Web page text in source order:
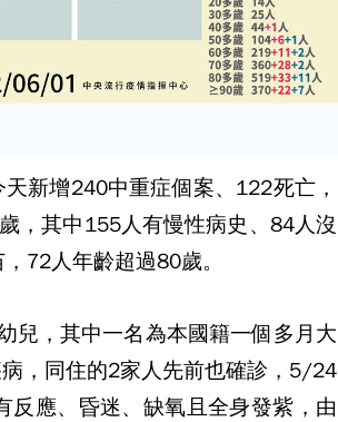
新增240中重症個案、122死亡，
，其中155人有慢性病史、84人沒
72人年齡超過80歲。
兒，其中一名為本國籍一個多月大
，同住的2家人先前也確診，5/24
應、昏迷、缺氧且全身發紫，由